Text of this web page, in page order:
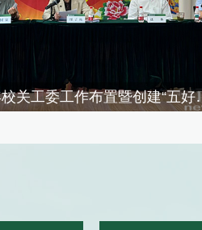
召开教育科技人才一体化发